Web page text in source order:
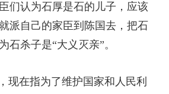
们认为石厚是石的儿子，应该
派自己的家臣到陈国去，把石
石杀子是“大义灭亲”。
现在指为了维护国家和人民利